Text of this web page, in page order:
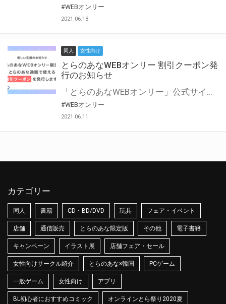
#WEBオンリー
2021.06.18
同人 女性向け
とらのあなWEBオンリー 割引クーポン発
行のお知らせ
「とらのあなWEBオンリー」公式サイトでとらのあな通販の「割引クーポン」を配布中！ イベントごとに開催当日限定で使える割引クーポンのシリアルコードを発行します。 とらのあなWEBオンリーのページをチェックして、イベント当日にお得にお買い物を楽しみましょう♪ ※本キャンペーンは予告なく終了する場合がございます。 とらのあなWEBオンリーサイトはこちら
#WEBオンリー
2021.06.11
カテゴリー
同人 書籍 CD・BD/DVD 玩具 フェア・イベント
店舗 通信販売 とらのあな限定版 その他 電子書籍
キャンペーン イラスト展 店舗フェア・セール
女性向けサークル紹介 とらのあな×韓国 PCゲーム
一般ゲーム 女性向け アプリ
BL初心者におすすめコミック オンラインとら祭り2020夏